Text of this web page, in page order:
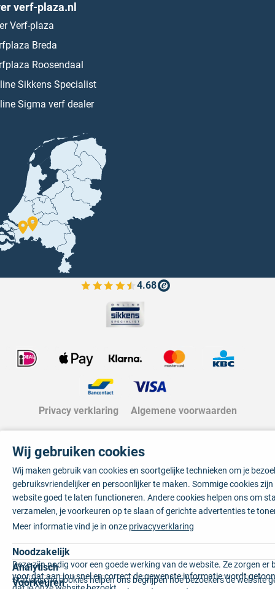
verf-plaza.nl
Verf-plaza
Breda
Roosendaal
Sikkens Specialist
Sigma verf dealer
4.68
Bekijk de verfplaza beoordelingen
Privacy verklaring Algemene voorwaarden
Wij gebruiken cookies
Wij maken gebruik van cookies en soortgelijke technieken om je
gebruiksvriendelijker en persoonlijker te maken. Sommige cookies
website goed te laten functioneren. Andere cookies helpen ons om
verzamelen, je voorkeuren op te slaan of gerichte advertenties te
Meer informatie vind je in onze privacyverklaring
Noodzakelijk
Deze zijn nodig voor een goede werking van de website. Ze zorgen er
voor dat aan jou snel en correct de gewenste informatie wordt
Analytisch
Statistische cookies helpen ons begrijpen hoe bezoekers de website
Voorkeuren